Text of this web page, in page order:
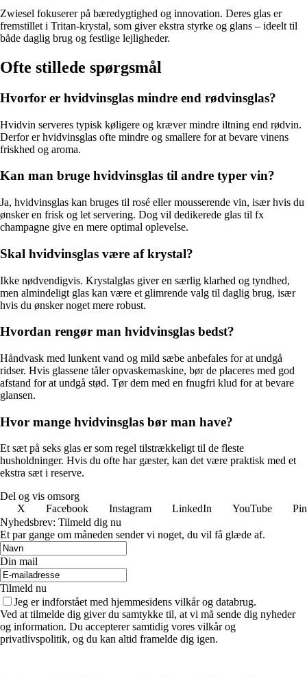
Zwiesel fokuserer på bæredygtighed og innovation. Deres glas er
fremstillet i Tritan-krystal, som giver ekstra styrke og glans – ideelt til
både daglig brug og festlige lejligheder.
Ofte stillede spørgsmål
Hvorfor er hvidvinsglas mindre end rødvinsglas?
Hvidvin serveres typisk køligere og kræver mindre iltning end rødvin.
Derfor er hvidvinsglas ofte mindre og smallere for at bevare vinens
friskhed og aroma.
Kan man bruge hvidvinsglas til andre typer vin?
Ja, hvidvinsglas kan bruges til rosé eller mousserende vin, især hvis du
ønsker en frisk og let servering. Dog vil dedikerede glas til fx
champagne give en mere optimal oplevelse.
Skal hvidvinsglas være af krystal?
Ikke nødvendigvis. Krystalglas giver en særlig klarhed og tyndhed,
men almindeligt glas kan være et glimrende valg til daglig brug, især
hvis du ønsker noget mere robust.
Hvordan rengør man hvidvinsglas bedst?
Håndvask med lunkent vand og mild sæbe anbefales for at undgå
ridser. Hvis glassene tåler opvaskemaskine, bør de placeres med god
afstand for at undgå stød. Tør dem med en fnugfri klud for at bevare
glansen.
Hvor mange hvidvinsglas bør man have?
Et sæt på seks glas er som regel tilstrækkeligt til de fleste
husholdninger. Hvis du ofte har gæster, kan det være praktisk med et
ekstra sæt i reserve.
Del og vis omsorg
X
Facebook Instagram LinkedIn YouTube
Nyhedsbrev: Tilmeld dig nu
Et par gange om måneden sender vi noget, du vil få glæde af.
Din mail
Tilmeld nu
Jeg er indforstået med hjemmesidens vilkår og databrug.
Ved at tilmelde dig giver du samtykke til, at vi må sende dig nyheder
og information. Du accepterer samtidig vores vilkår og
privatlivspolitik, og du kan altid framelde dig igen.